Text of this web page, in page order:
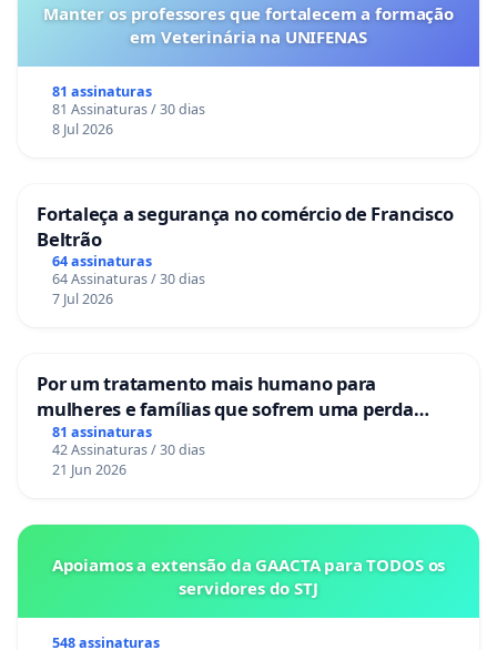
Manter os professores que fortalecem a formação
em Veterinária na UNIFENAS
81 assinaturas
81 Assinaturas / 30 dias
8 Jul 2026
Fortaleça a segurança no comércio de Francisco
Beltrão
64 assinaturas
64 Assinaturas / 30 dias
7 Jul 2026
Por um tratamento mais humano para
mulheres e famílias que sofrem uma perda
gestacional nos hospitais portugueses
81 assinaturas
42 Assinaturas / 30 dias
21 Jun 2026
Apoiamos a extensão da GAACTA para TODOS os
servidores do STJ
548 assinaturas